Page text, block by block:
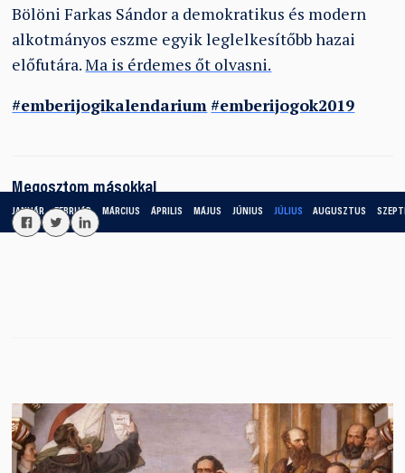
JANUÁR FEBRUÁR MÁRCIUS ÁPRILIS MÁJUS JÚNIUS JÚLIUS AUGUSZTUS
Bölöni Farkas Sándor a demokratikus és modern
alkotmányos eszme egyik leglelkesítőbb hazai
előfutára.Ma is érdemes őt olvasni.
#emberijogikalendarium#emberijogok2019
Megosztom másokkal